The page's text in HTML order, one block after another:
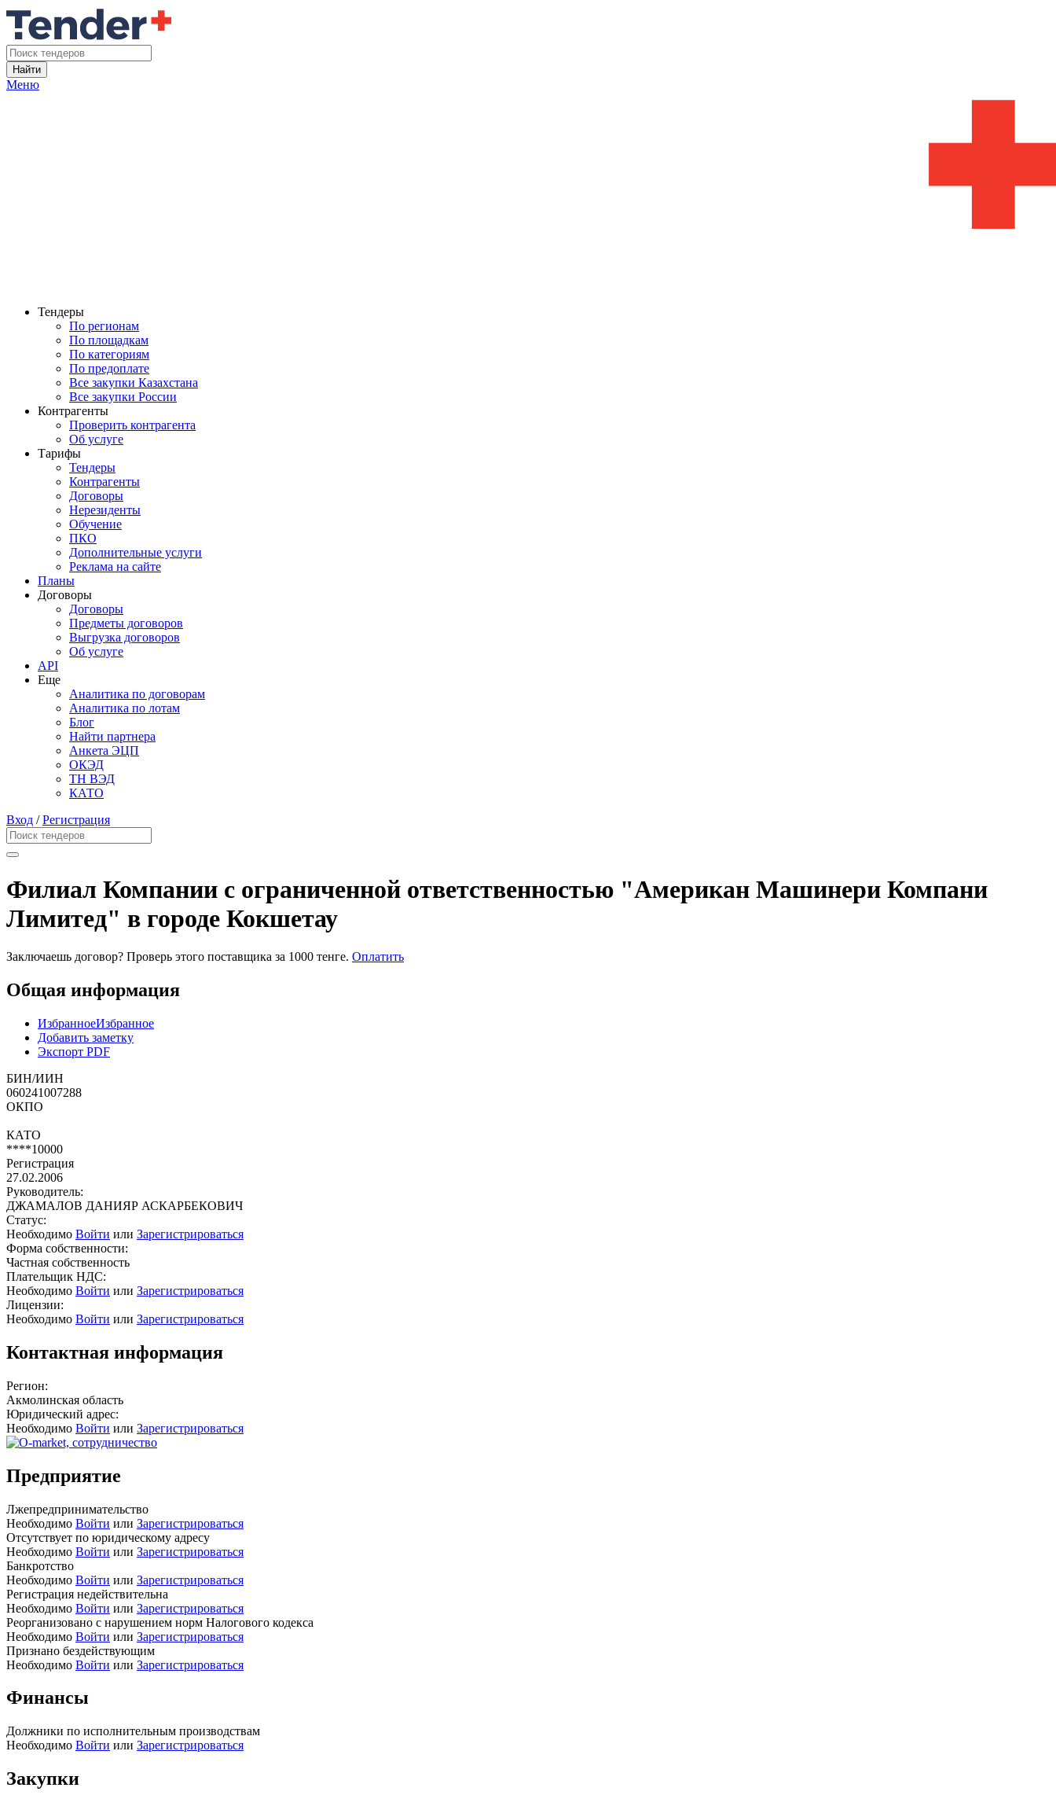
Найти
Меню
Тендеры
По регионам
По площадкам
По категориям
По предоплате
Все закупки Казахстана
Все закупки России
Контрагенты
Проверить контрагента
Об услуге
Тарифы
Тендеры
Контрагенты
Договоры
Нерезиденты
Обучение
ПКО
Дополнительные услуги
Реклама на сайте
Планы
Договоры
Договоры
Предметы договоров
Выгрузка договоров
Об услуге
API
Еще
Аналитика по договорам
Аналитика по лотам
Блог
Найти партнера
Анкета ЭЦП
ОКЭД
ТН ВЭД
КАТО
Вход /Регистрация
Филиал Компании с ограниченной ответственностью "Американ Машинери Компани
Лимитед" в городе Кокшетау
Заключаешь договор? Проверь этого поставщика за 1000 тенге. Оплатить
Общая информация
ИзбранноеИзбранное
Добавить заметку
Экспорт PDF
БИН/ИИН
060241007288
ОКПО
КАТО
****10000
Регистрация
27.02.2006
Руководитель:
ДЖАМАЛОВ ДАНИЯР АСКАРБЕКОВИЧ
Статус:
Необходимо Войти или Зарегистрироваться
Форма собственности:
Частная собственность
Плательщик НДС:
Необходимо Войти или Зарегистрироваться
Лицензии:
Необходимо Войти или Зарегистрироваться
Контактная информация
Регион:
Акмолинская область
Юридический адрес:
Необходимо Войти или Зарегистрироваться
Предприятие
Лжепредпринимательство
Необходимо Войти или Зарегистрироваться
Отсутствует по юридическому адресу
Необходимо Войти или Зарегистрироваться
Банкротство
Необходимо Войти или Зарегистрироваться
Регистрация недействительна
Необходимо Войти или Зарегистрироваться
Реорганизовано с нарушением норм Налогового кодекса
Необходимо Войти или Зарегистрироваться
Признано бездействующим
Необходимо Войти или Зарегистрироваться
Финансы
Должники по исполнительным производствам
Необходимо Войти или Зарегистрироваться
Закупки